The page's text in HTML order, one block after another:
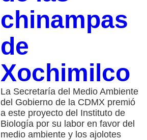
chinampas
de
Xochimilco
La Secretaría del Medio Ambiente
del Gobierno de la CDMX premió
a este proyecto del Instituto de
Biología por su labor en favor del
medio ambiente y los ajolotes